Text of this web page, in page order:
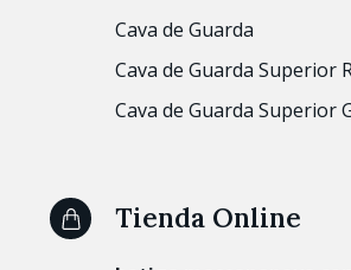
Cava de Guarda
Cava de Guarda Superior
Cava de Guarda Superior
Tienda Online